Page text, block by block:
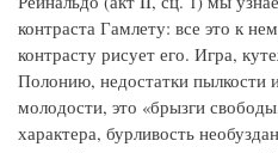
контраста Гамлету: все это к
контрасту рисует его. Игра,
Полонию, недостатки пылкости
молодости, это «брызги
характера, бурливость